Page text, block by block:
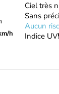
h
Ciel très
Sans
Aucun
Indice UV